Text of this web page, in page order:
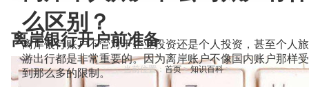
当前位置： 首页>知识百科>
么区别？
离岸银行账户不管对于企业投资还是个人投资，甚至个人旅
游出行都是非常重要的。因为离岸账户不像国内账户那样受
到那么多的限制。
离岸银行开户前准备